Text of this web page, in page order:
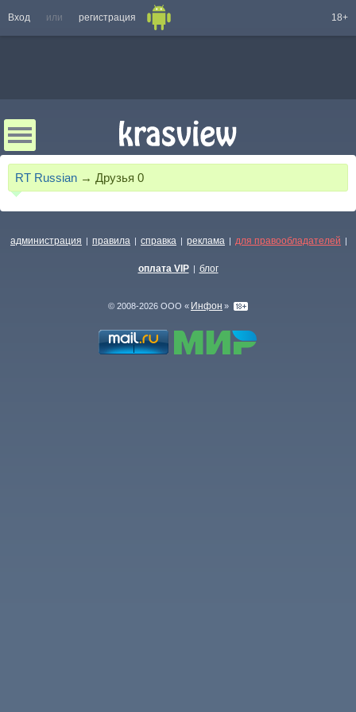
Вход или регистрация 18+
RT Russian → Друзья 0
администрация | правила | справка | реклама | для правообладателей |
оплата VIP | блог
© 2008-2026 ООО « Инфон »